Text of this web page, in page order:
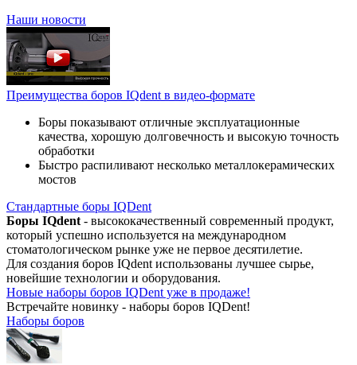
Наши новости
Преимущества боров IQdent в видео-формате
Боры показывают отличные эксплуатационные
качества, хорошую долговечность и высокую точность
обработки
Быстро распиливают несколько металлокерамических
мостов
Стандартные боры IQDent
Боры IQdent - высококачественный современный продукт,
который успешно используется на международном
стоматологическом рынке уже не первое десятилетие.
Для создания боров IQdent использованы лучшее сырье,
новейшие технологии и оборудования.
Новые наборы боров IQDent уже в продаже!
Встречайте новинку - наборы боров IQDent!
Наборы боров